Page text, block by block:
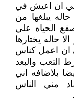
ان اعيش في
يبلغها من
الحياه علي
حاله يختارها
ان اعمل كناس
التعب والبعد
بلاضافه اني
مني الناس